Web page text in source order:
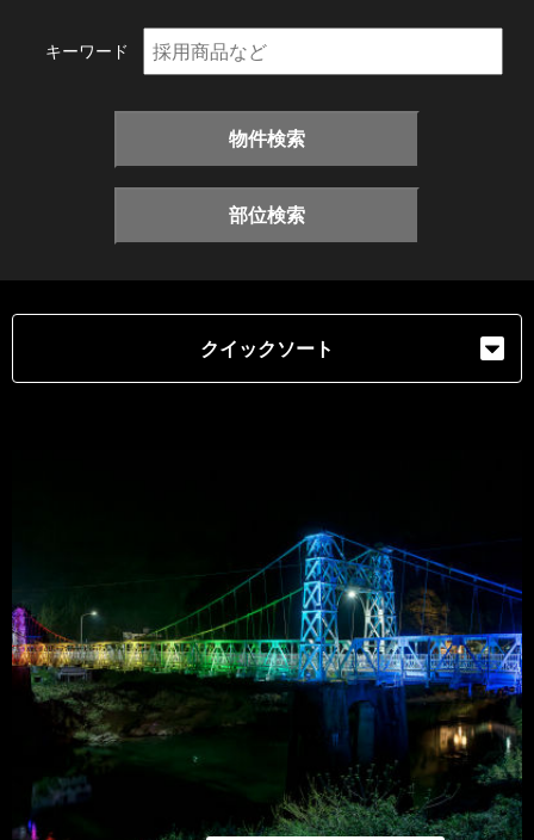
キーワード
物件検索
部位検索
クイックソート